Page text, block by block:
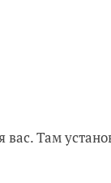
Там